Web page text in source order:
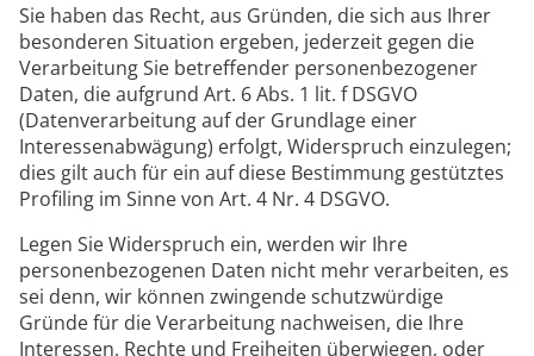
Sie haben das Recht, aus Gründen, die sich aus Ihrer
besonderen Situation ergeben, jederzeit gegen die
Verarbeitung Sie betreffender personenbezogener
Daten, die aufgrund Art. 6 Abs. 1 lit. f DSGVO
(Datenverarbeitung auf der Grundlage einer
Interessenabwägung) erfolgt, Widerspruch einzulegen;
dies gilt auch für ein auf diese Bestimmung gestütztes
Profiling im Sinne von Art. 4 Nr. 4 DSGVO.
Legen Sie Widerspruch ein, werden wir Ihre
personenbezogenen Daten nicht mehr verarbeiten, es
sei denn, wir können zwingende schutzwürdige
Gründe für die Verarbeitung nachweisen, die Ihre
Interessen, Rechte und Freiheiten überwiegen, oder